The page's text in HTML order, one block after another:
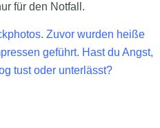
für den Notfall.
Zuvor wurden heiße
geführt. Hast du Angst,
tust oder unterlässt?